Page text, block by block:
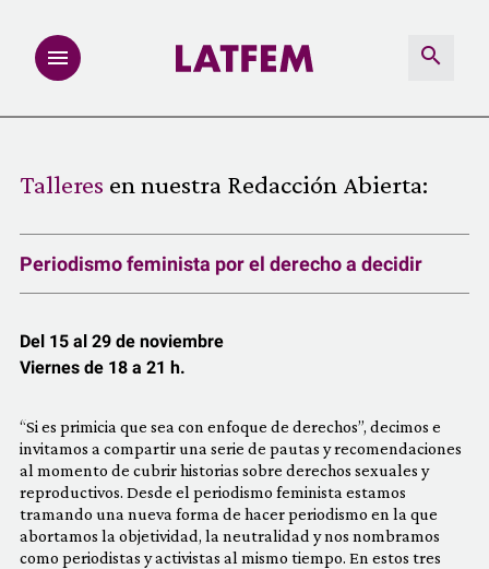
MULTIMEDIA
PRODUCTOS
COMUNIDAD
QUIÉNES SOMOS
Talleres en nuestra Redacción Abierta:
Periodismo feminista por el derecho a decidir
Del 15 al 29 de noviembre
Viernes de 18 a 21 h.
“Si es primicia que sea con enfoque de derechos”, decimos e
invitamos a compartir una serie de pautas y recomendaciones
al momento de cubrir historias sobre derechos sexuales y
reproductivos. Desde el periodismo feminista estamos
tramando una nueva forma de hacer periodismo en la que
abortamos la objetividad, la neutralidad y nos nombramos
como periodistas y activistas al mismo tiempo. En estos tres